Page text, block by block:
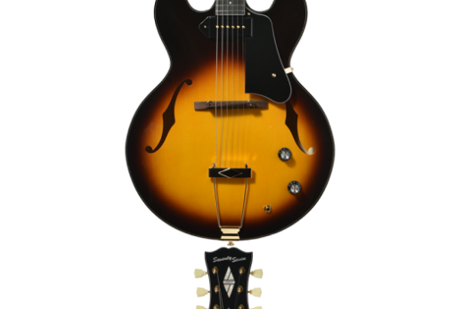
GUITARE ÉLECTRIQUE SEMI-HOLLOW
SEVENTYSEVEN STORK-STD-JT